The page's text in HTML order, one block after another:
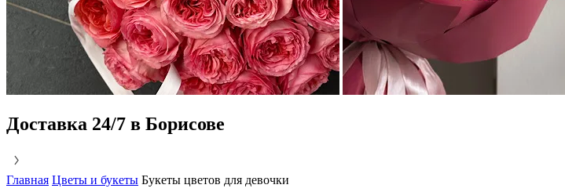
Доставка 24/7 в Борисове
Главная Цветы и букеты Букеты цветов для девочки